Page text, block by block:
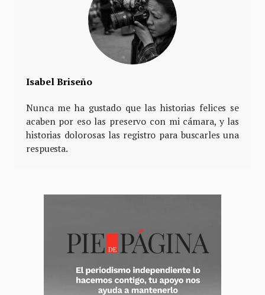
Isabel Briseño
Nunca me ha gustado que las historias felices se
acaben por eso las preservo con mi cámara, y las
historias dolorosas las registro para buscarles una
respuesta.